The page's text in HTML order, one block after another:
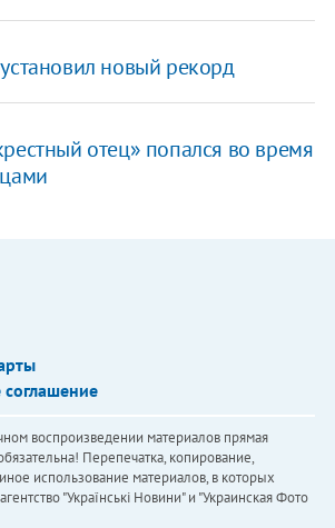
новый рекорд
отец» попался во время
соглашение
воспроизведении материалов прямая
Перепечатка, копирование,
использование материалов, в которых
"Українськi Новини" и "Украинская Фото